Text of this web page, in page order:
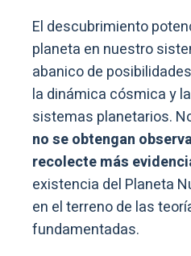
El descubrimiento
planeta en nuestro
abanico de
la dinámica cósmica y
sistemas planetarios.
no se obtengan
recolecte más
existencia del Planeta
en el terreno de las
fundamentadas.